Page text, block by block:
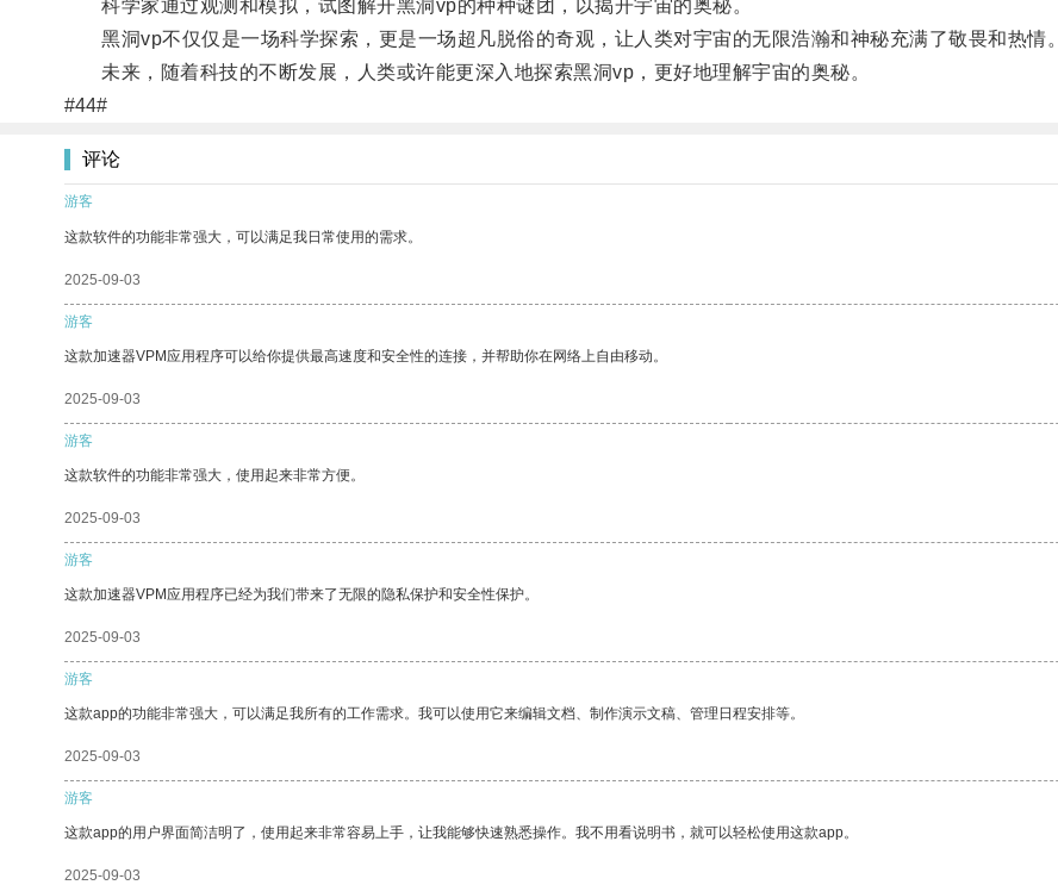
科学家通过观测和模拟，试图解开黑洞vp的种种谜团，以揭开宇宙的奥秘。
黑洞vp不仅仅是一场科学探索，更是一场超凡脱俗的奇观，让人类对宇宙的无限浩瀚和神秘充满了敬畏和热情。
未来，随着科技的不断发展，人类或许能更深入地探索黑洞vp，更好地理解宇宙的奥秘。
#44#
评论
游客
这款软件的功能非常强大，可以满足我日常使用的需求。
2025-09-03
游客
这款加速器VPM应用程序可以给你提供最高速度和安全性的连接，并帮助你在网络上自由移动。
2025-09-03
游客
这款软件的功能非常强大，使用起来非常方便。
2025-09-03
游客
这款加速器VPM应用程序已经为我们带来了无限的隐私保护和安全性保护。
2025-09-03
游客
这款app的功能非常强大，可以满足我所有的工作需求。我可以使用它来编辑文档、制作演示文稿、管理日程安排等。
2025-09-03
游客
这款app的用户界面简洁明了，使用起来非常容易上手，让我能够快速熟悉操作。我不用看说明书，就可以轻松使用这款app。
2025-09-03